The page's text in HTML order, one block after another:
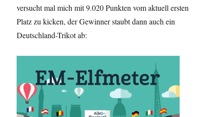
versucht mal mich mit 9.020 Punkten vom aktuell ersten
Platz zu kicken, der Gewinner staubt dann auch ein
Deutschland-Trikot ab: